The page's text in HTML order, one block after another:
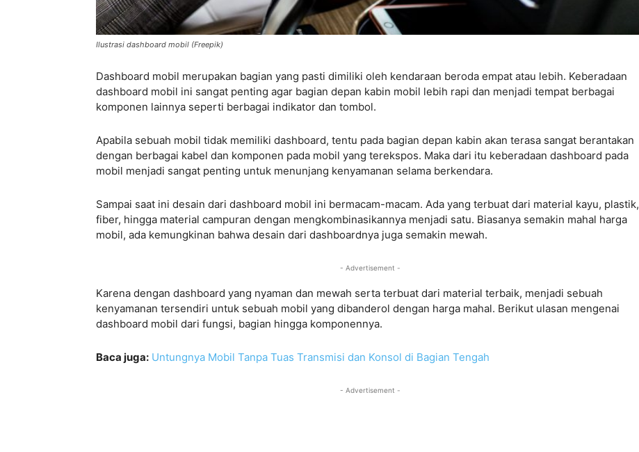
Ilustrasi dashboard mobil (Freepik)
Dashboard mobil merupakan bagian yang pasti dimiliki oleh kendaraan beroda empat atau lebih. Keberadaan
dashboard mobil ini sangat penting agar bagian depan kabin mobil lebih rapi dan menjadi tempat berbagai
komponen lainnya seperti berbagai indikator dan tombol.
Apabila sebuah mobil tidak memiliki dashboard, tentu pada bagian depan kabin akan terasa sangat berantakan
dengan berbagai kabel dan komponen pada mobil yang terekspos. Maka dari itu keberadaan dashboard pada
mobil menjadi sangat penting untuk menunjang kenyamanan selama berkendara.
Sampai saat ini desain dari dashboard mobil ini bermacam-macam. Ada yang terbuat dari material kayu, plastik,
fiber, hingga material campuran dengan mengkombinasikannya menjadi satu. Biasanya semakin mahal harga
mobil, ada kemungkinan bahwa desain dari dashboardnya juga semakin mewah.
- Advertisement -
Karena dengan dashboard yang nyaman dan mewah serta terbuat dari material terbaik, menjadi sebuah
kenyamanan tersendiri untuk sebuah mobil yang dibanderol dengan harga mahal. Berikut ulasan mengenai
dashboard mobil dari fungsi, bagian hingga komponennya.
Baca juga: Untungnya Mobil Tanpa Tuas Transmisi dan Konsol di Bagian Tengah
- Advertisement -